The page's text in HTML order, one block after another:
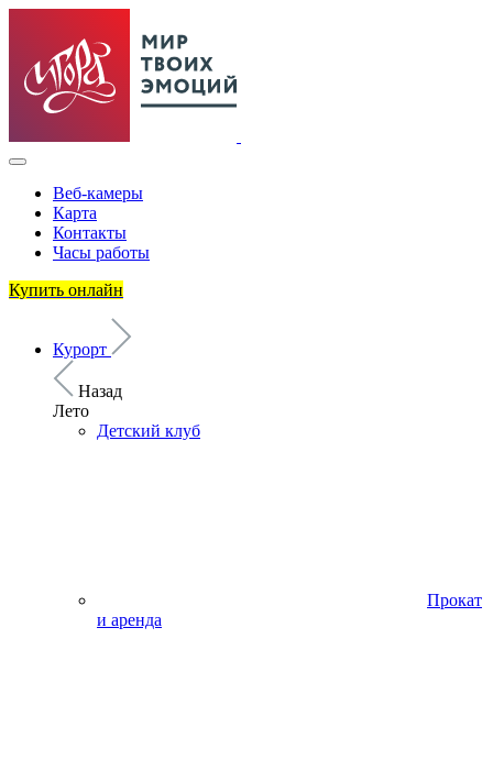
Веб-камеры
Карта
Контакты
Часы работы
Купить онлайн
Курорт
Назад
Лето
Детский клуб
Прокат
и аренда